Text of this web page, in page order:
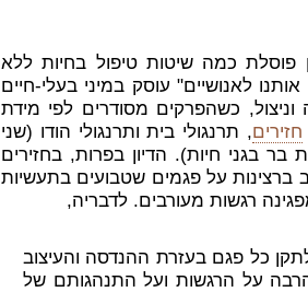
פוסלת כמה שיטות טיפול בחיות ללא
לאנושיים" עוסק במיני בעלי-חיים
כשהפרקים מסודרים לפי מידת
חזירים, תרנגולי בית ותרנגולי הודו (שני
בר בגני חיות). הדיון בפרות, בחזירים
ברצינות על פגמים שטבועים בתעשיות
רגשות מעורבים. לדבריה,
שאוכל לתקן כל פגם בעזרת ההנדסה והעיצוב
על הרגשות ועל התנהגותם של